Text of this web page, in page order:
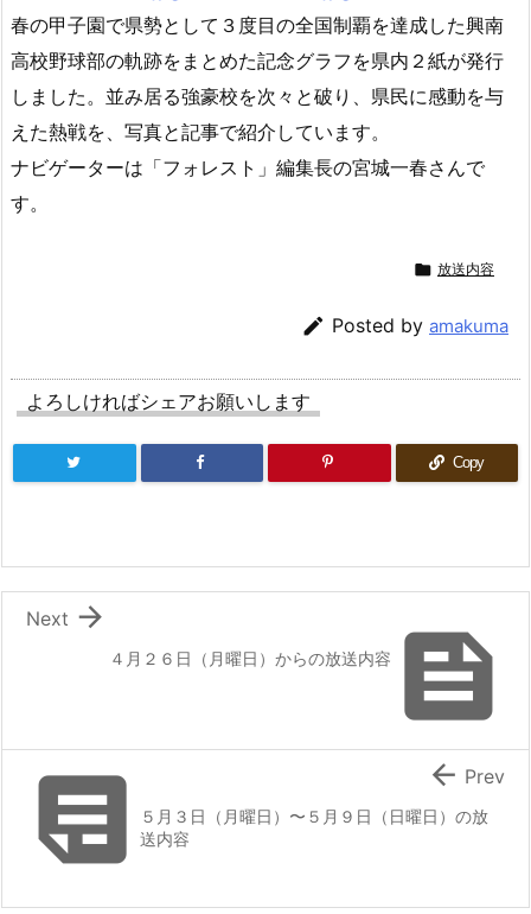
春の甲子園で県勢として３度目の全国制覇を達成した興南
高校野球部の軌跡をまとめた記念グラフを県内２紙が発行
しました。並み居る強豪校を次々と破り、県民に感動を与
えた熱戦を、写真と記事で紹介しています。
ナビゲーターは「フォレスト」編集長の宮城一春さんで
す。
 放送内容
 Posted by amakuma
よろしければシェアお願いします
Copy

４月２６日（月曜日）からの放送内容

Next
５月３日（月曜日）〜５月９日（日曜日）の放
送内容
 Prev